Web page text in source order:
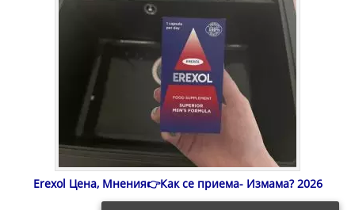
Erexol Цена, Мнения👉Как се приема- Измама? 2026